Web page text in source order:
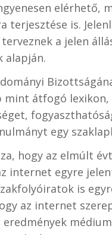
elérhető,
is.
a jelen
alapján.
átfogó
egy
hogy az elmúlt
internet egyre
is
az internet